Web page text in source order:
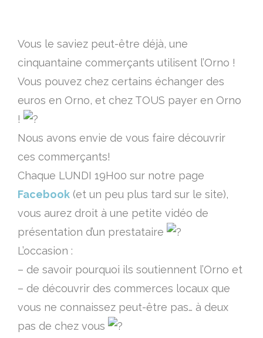
Vous le saviez peut-être déjà, une
cinquantaine commerçants utilisent l’Orno !
Vous pouvez chez certains échanger des
euros en Orno, et chez TOUS payer en Orno
!
Nous avons envie de vous faire découvrir
ces commerçants!
Chaque LUNDI 19H00 sur notre page
Facebook (et un peu plus tard sur le site),
vous aurez droit à une petite vidéo de
présentation d’un prestataire
L’occasion :
– de savoir pourquoi ils soutiennent l’Orno et
– de découvrir des commerces locaux que
vous ne connaissez peut-être pas… à deux
pas de chez vous